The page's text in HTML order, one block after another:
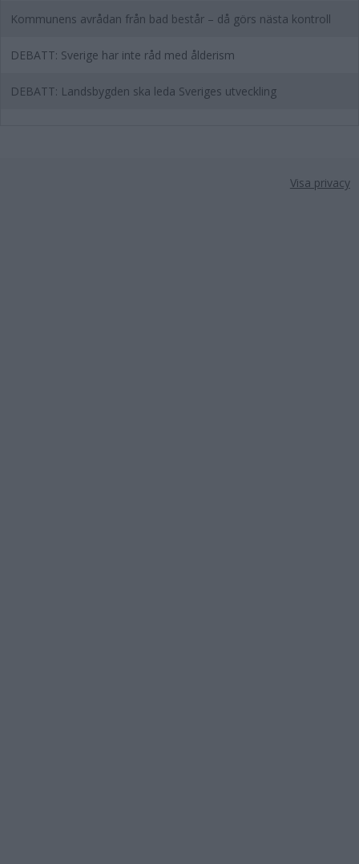
Kommunens avrådan från bad består – då görs nästa kontroll
DEBATT: Sverige har inte råd med ålderism
DEBATT: Landsbygden ska leda Sveriges utveckling
Visa privacy